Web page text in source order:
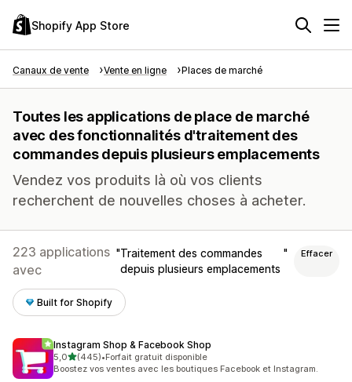
Shopify App Store
Canaux de vente Vente en ligne Places de marché
Toutes les applications de place de marché
avec des fonctionnalités d'traitement des
commandes depuis plusieurs emplacements
Vendez vos produits là où vos clients
recherchent de nouvelles choses à acheter.
223 applications
avec
Traitement des commandes
depuis plusieurs emplacements
Effacer
Built for Shopify
Instagram Shop & Facebook Shop
5,0étoile(s) sur 5
(445)
445 avis au total
•Forfait gratuit disponible
Boostez vos ventes avec les boutiques Facebook et Instagram.